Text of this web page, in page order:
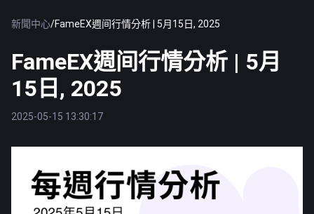
新聞中心/FameEX週间行情分析 | 5月15日, 2025
FameEX週间行情分析 | 5月
15日, 2025
2025-05-15 13:30:17